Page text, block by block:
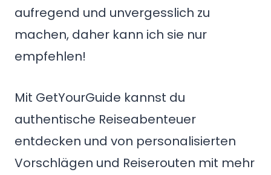
aufregend und unvergesslich zu
machen, daher kann ich sie nur
empfehlen!
Mit GetYourGuide kannst du
authentische Reiseabenteuer
entdecken und von personalisierten
Vorschlägen und Reiserouten mit mehr